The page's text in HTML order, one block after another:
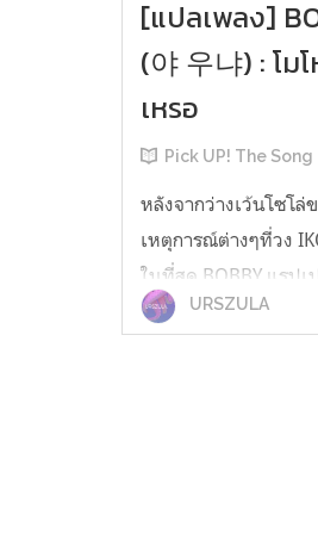
[แปลเพลง]
(야 우냐) : โม
เหรอ
Pick UP! The Song
หลังจากว่างเว้นโซโ
เหตุการณ์ต่างๆที่วง
ในที่สุด BOBBY แรปเ
เเชมป์รายการฮิปฮอ
URSZULA